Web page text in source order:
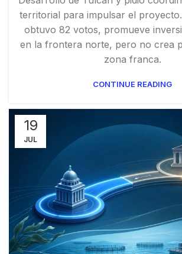
territorial para impulsar el
obtuvo 82 votos, promueve
en la frontera norte, pero no crea
zona franca.
CONTINUE READING
19
JUL